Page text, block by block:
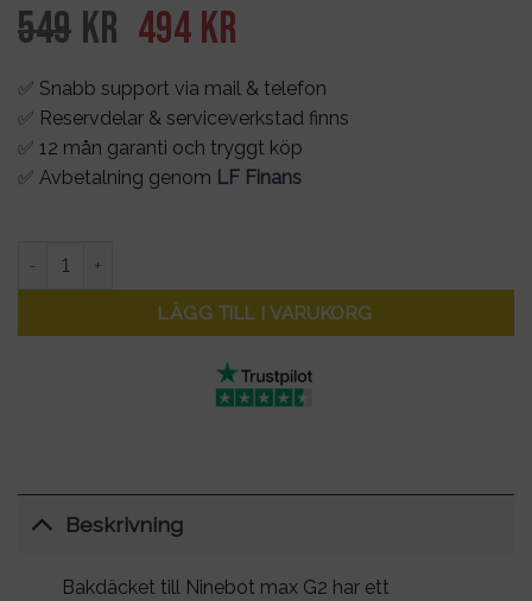
549 kr Det
ursprungliga
priset
var:
549kr.
494 kr
nuvarande
priset
är:
✅ Snabb support via mail & telefon
✅ Reservdelar & serviceverkstad finns
✅ 12 mån garanti och tryggt köp
✅ Avbetalning genom LF Finans
Däck till Ninebot max G2 - original med gel på insidan - 60/65-
LÄGG TILL I VARUKORG
Beskrivning
Bakdäcket till Ninebot max G2 har ett